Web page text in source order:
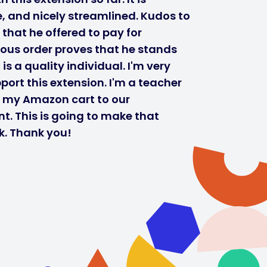
and nicely streamlined. Kudos to
he offered to pay for
order proves that he stands
a quality individual. I'm very
this extension. I'm a teacher
Amazon cart to our
This is going to make that
Thank you!